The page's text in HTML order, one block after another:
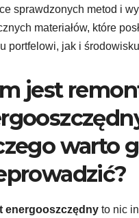
sprawdzonych metod i
materiałów, które
portfelowi, jak i
jest
warto
energooszczędny to nic